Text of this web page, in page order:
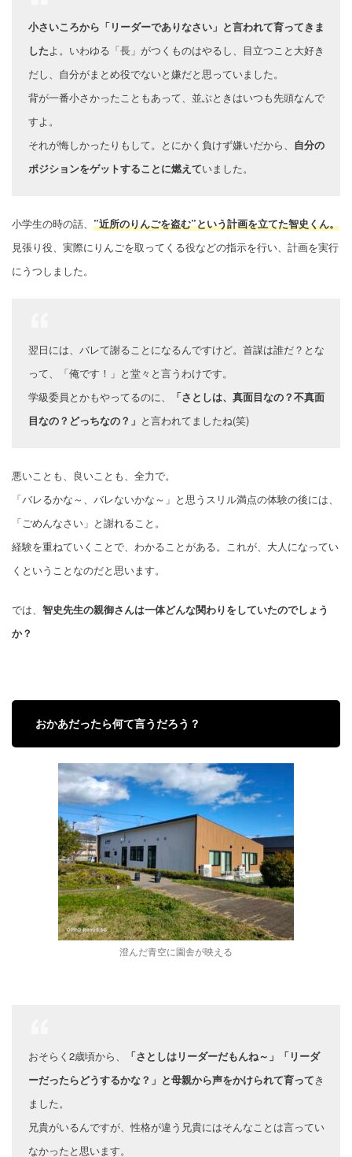
小さいころから「リーダーでありなさい」と言われて育ってきま
したよ。いわゆる「長」がつくものはやるし、目立つこと大好き
だし、自分がまとめ役でないと嫌だと思っていました。
背が一番小さかったこともあって、並ぶときはいつも先頭なんで
すよ。
それが悔しかったりもして。とにかく負けず嫌いだから、 自分の
ポジションをゲットすることに燃えていました。
小学生の時の話、 ”近所のりんごを盗む”という計画を立てた智史くん。
見張り役、実際にりんごを取ってくる役などの指示を行い、計画を実行
にうつしました。
翌日には、バレて謝ることになるんですけど。首謀は誰だ？とな
って、「俺です！」と堂々と言うわけです。
学級委員とかもやってるのに、
「さとしは、真面目なの？不真面
目なの？どっちなの？」 と言われてましたね(笑)
悪いことも、良いことも、全力で。
「バレるかな～、バレないかな～」と思うスリル満点の体験の後には、
「ごめんなさい」と謝れること。
経験を重ねていくことで、わかることがある。これが、大人になってい
くということなのだと思います。
では、 智史先生の親御さんは一体どんな関わりをしていたのでしょう
か？
おかあだったら何て言うだろう？
澄んだ青空に園舎が映える
おそらく2歳頃から、
「さとしはリーダーだもんね～」「リーダ
ーだったらどうするかな？」と母親から声をかけられて育ってき
ました。
兄貴がいるんですが、性格が違う兄貴にはそんなことは言ってい
なかったと思います。